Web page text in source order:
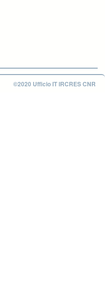
©2020 Ufficio IT IRCRES CNR